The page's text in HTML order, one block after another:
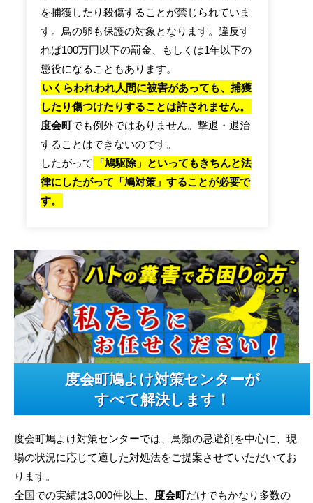
を捕獲したり殺傷することが禁じられていま
す。鳥の卵も保護の対象となります。違反す
れば100万円以下の罰金、もしくは1年以下の
懲役になることもあります。
いくらわれわれ人間に被害があっても、捕獲
したり傷つけたりすることは許されません。
度会町でも例外ではありません。撃退・退治
することはできないのです。
したがって
「鳩駆除」といってもきちんと法
律にしたがって「鳩対策」することが必要で
す。
度会町鳩よけ対策センターが
すべて解決します！
度会町鳩よけ対策センターでは、鳥類の忌避剤を中心に、現
場の状況に応じて適した対処法をご提案させていただいてお
ります。
全国での実績は3,000件以上、
度会町だけでもかなり多数の